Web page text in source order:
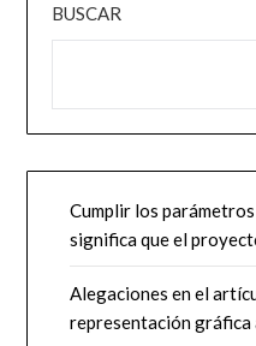
BUSCAR
Cumplir los
significa que el
Alegaciones en el
representación gráfica